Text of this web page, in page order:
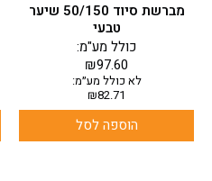
מברשת סיוד 50/150 שיער
טבעי
₪97.60
כולל מע"מ:
לא כולל מע״מ:
₪82.71
הוספה לסל